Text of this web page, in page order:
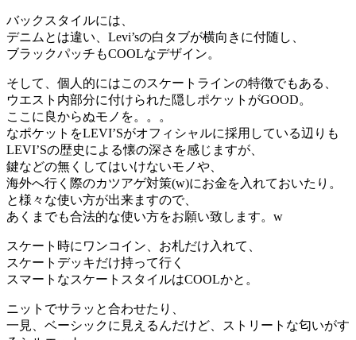
バックスタイルには、
デニムとは違い、Levi’sの白タブが横向きに付随し、
ブラックパッチもCOOLなデザイン。
そして、個人的にはこのスケートラインの特徴でもある、
ウエスト内部分に付けられた隠しポケットがGOOD。
ここに良からぬモノを。。。
なポケットをLEVI’Sがオフィシャルに採用している辺りも
LEVI’Sの歴史による懐の深さを感じますが、
鍵などの無くしてはいけないモノや、
海外へ行く際のカツアゲ対策(w)にお金を入れておいたり。
と様々な使い方が出来ますので、
あくまでも合法的な使い方をお願い致します。w
スケート時にワンコイン、お札だけ入れて、
スケートデッキだけ持って行く
スマートなスケートスタイルはCOOLかと。
ニットでサラッと合わせたり、
一見、ベーシックに見えるんだけど、ストリートな匂いがす